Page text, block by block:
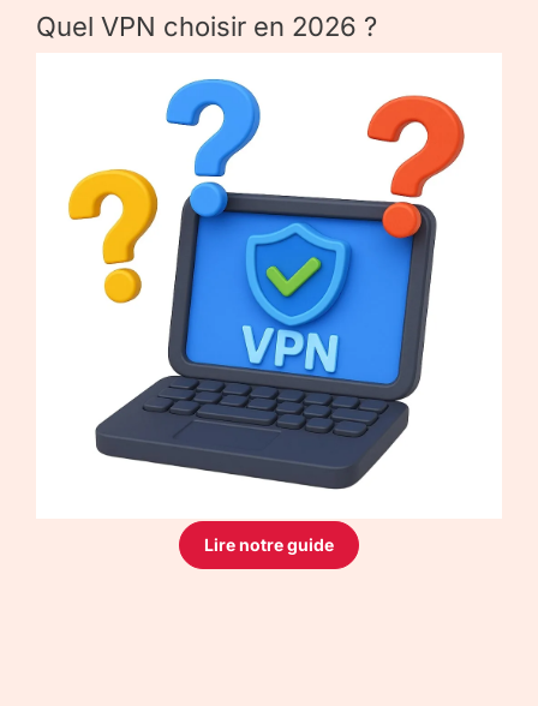
Quel VPN choisir en 2026 ?
Lire notre guide